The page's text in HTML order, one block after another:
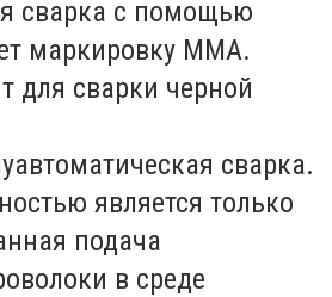
сварка с помощью
маркировку MMA.
для сварки черной
сварка.
является только
подача
в среде